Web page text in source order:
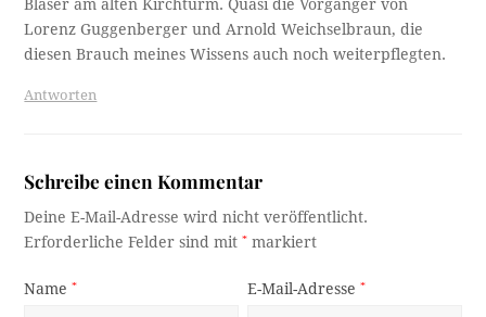
Bläser am alten Kirchturm. Quasi die Vorgänger von
Lorenz Guggenberger und Arnold Weichselbraun, die
diesen Brauch meines Wissens auch noch weiterpflegten.
Antworten
Schreibe einen Kommentar
Deine E-Mail-Adresse wird nicht veröffentlicht.
Erforderliche Felder sind mit* markiert
Name* E-Mail-Adresse*